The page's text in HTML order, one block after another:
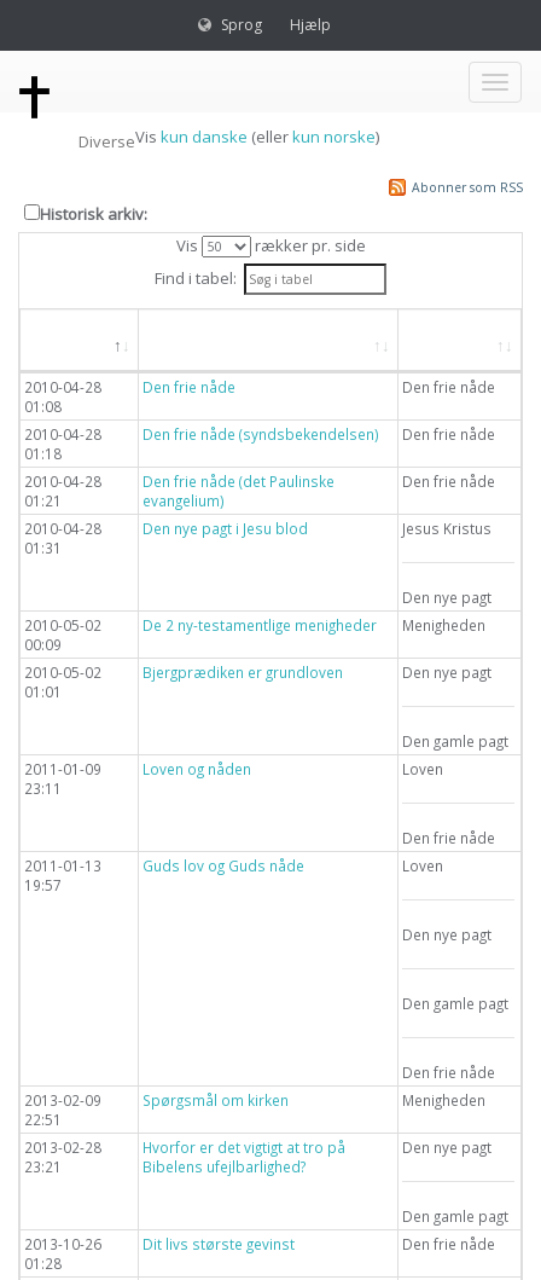
Sprog Hjælp
Toggle
DiverseVis kun danske (ellerkun norske)
Abonner som RSS
Historisk arkiv:
Vis
rækker pr. side
Find i tabel:
2010-04-28
01:08
Den frie nåde Den frie nåde
2010-04-28
01:18
Den frie nåde (syndsbekendelsen) Den frie nåde
2010-04-28
01:21
Den frie nåde (det Paulinske
evangelium)
Den frie nåde
2010-04-28
01:31
Den nye pagt i Jesu blod Jesus Kristus
Den nye pagt
2010-05-02
00:09
De 2 ny-testamentlige menigheder Menigheden
2010-05-02
01:01
Bjergprædiken er grundloven Den nye pagt
Den gamle pagt
2011-01-09
23:11
Loven og nåden Loven
Den frie nåde
2011-01-13
19:57
Guds lov og Guds nåde Loven
Den nye pagt
Den gamle pagt
Den frie nåde
2013-02-09
22:51
Spørgsmål om kirken Menigheden
2013-02-28
23:21
Hvorfor er det vigtigt at tro på
Bibelens ufejlbarlighed?
Den nye pagt
Den gamle pagt
2013-10-26
01:28
Dit livs største gevinst Den frie nåde